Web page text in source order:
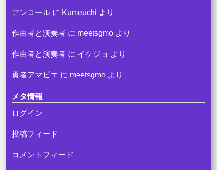
アンコール に Kumeuchi より
作曲者と演奏者 に meetsgmo より
作曲者と演奏者 に イケジョ より
勇者アマビエ に meetsgmo より
メタ情報
ログイン
投稿フィード
コメントフィード